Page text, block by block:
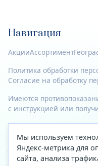
Навигация
АкцииАссортимент
Политика обработки
Согласие на обработку
Имеются
с инструкцией или
© 2023—2026 Все права
Адрес
Мы используем
Яндекс-метрика для
сайта, анализа